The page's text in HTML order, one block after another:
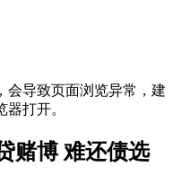
会导致页面浏览异常，建
打开。
赌博 难还债选